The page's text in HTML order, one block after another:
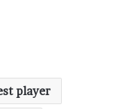
player